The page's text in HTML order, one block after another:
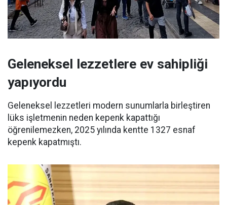
Geleneksel lezzetlere ev sahipliği
yapıyordu
Geleneksel lezzetleri modern sunumlarla birleştiren
lüks işletmenin neden kepenk kapattığı
öğrenilemezken, 2025 yılında kentte 1327 esnaf
kepenk kapatmıştı.